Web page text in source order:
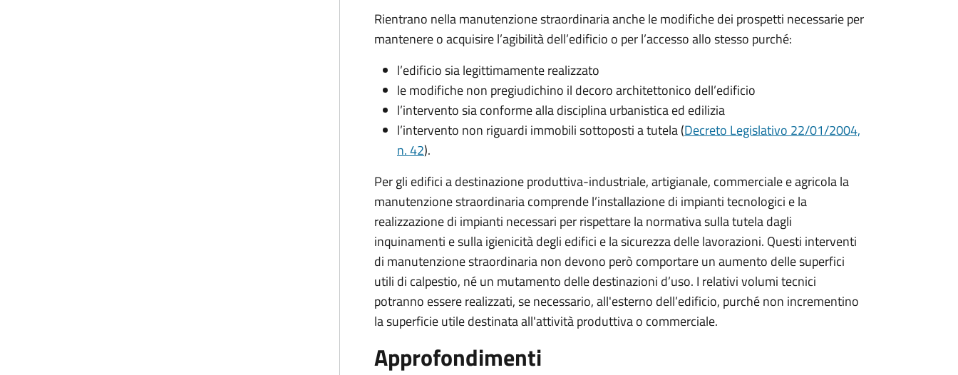
Rientrano nella manutenzione straordinaria anche le modifiche dei prospetti necessarie per
mantenere o acquisire l’agibilità dell’edificio o per l’accesso allo stesso purché:
l’edificio sia legittimamente realizzato
le modifiche non pregiudichino il decoro architettonico dell’edificio
l’intervento sia conforme alla disciplina urbanistica ed edilizia
l’intervento non riguardi immobili sottoposti a tutela (Decreto Legislativo 22/01/2004,
n. 42).
Per gli edifici a destinazione produttiva-industriale, artigianale, commerciale e agricola la
manutenzione straordinaria comprende l’installazione di impianti tecnologici e la
realizzazione di impianti necessari per rispettare la normativa sulla tutela dagli
inquinamenti e sulla igienicità degli edifici e la sicurezza delle lavorazioni. Questi interventi
di manutenzione straordinaria non devono però comportare un aumento delle superfici
utili di calpestio, né un mutamento delle destinazioni d’uso. I relativi volumi tecnici
potranno essere realizzati, se necessario, all'esterno dell’edificio, purché non incrementino
la superficie utile destinata all'attività produttiva o commerciale.
Approfondimenti